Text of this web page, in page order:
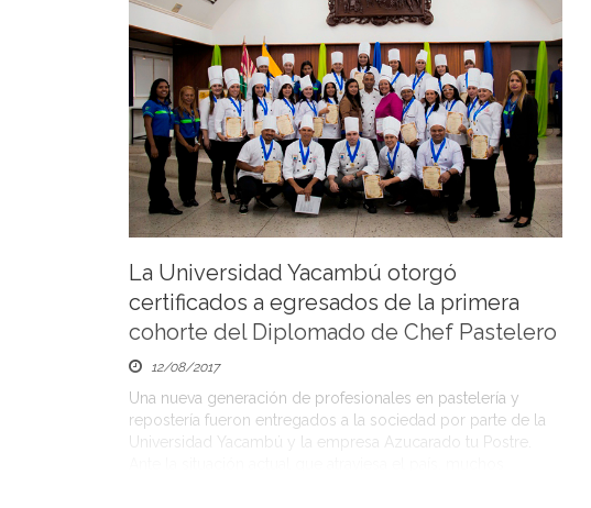
La Universidad Yacambú otorgó
certificados a egresados de la primera
cohorte del Diplomado de Chef Pastelero
12/08/2017
Una nueva generación de profesionales en pastelería y
repostería fueron entregados a la sociedad por parte de la
Universidad Yacambú y la empresa Azucarado tu Postre.